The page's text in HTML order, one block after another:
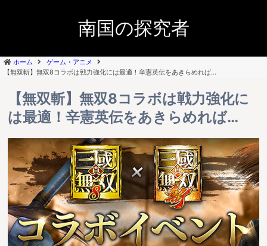
南国の探究者
ホーム
ゲーム・アニメ
【無双斬】無双8コラボは戦力強化には最適！辛憲英伝をあきらめれば…
【無双斬】無双8コラボは戦力強化に
は最適！辛憲英伝をあきらめれば…